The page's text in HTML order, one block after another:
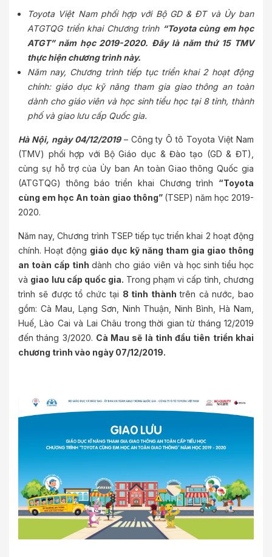
Toyota Việt Nam phối hợp với Bộ GD & ĐT và Ủy ban
ATGTQG triển khai Chương trình “Toyota cùng em học
ATGT” năm học 2019-2020. Đây là năm thứ 15 TMV
thực hiện chương trình này.
Năm nay, Chương trình tiếp tục triển khai 2 hoạt động
chính: giáo dục kỹ năng tham gia giao thông an toàn
dành cho giáo viên và học sinh tiểu học tại 8 tỉnh, thành
phố và giao lưu cấp Quốc gia.
Hà Nội, ngày 04/12/2019– Công ty Ô tô Toyota Việt Nam
(TMV) phối hợp với Bộ Giáo dục & Đào tạo (GD & ĐT),
cùng sự hỗ trợ của Ủy ban An toàn Giao thông Quốc gia
(ATGTQG) thông báo triển khai Chương trình “Toyota
cùng em học An toàn giao thông” (TSEP) năm học 2019-
2020.
Năm nay, Chương trình TSEP tiếp tục triển khai 2 hoạt động
chính. Hoạt động giáo dục kỹ năng tham gia giao thông
an toàn cấp tỉnh dành cho giáo viên và học sinh tiểu học
và giao lưu cấp quốc gia. Trong phạm vi cấp tỉnh, chương
trình sẽ được tổ chức tại 8 tỉnh thànhtrên cả nước, bao
gồm: Cà Mau, Lạng Sơn, Ninh Thuận, Ninh Bình, Hà Nam,
Huế, Lào Cai và Lai Châu trong thời gian từ tháng 12/2019
đến tháng 3/2020. Cà Mau sẽ là tỉnh đầu tiên triển khai
chương trình vào ngày 07/12/2019.